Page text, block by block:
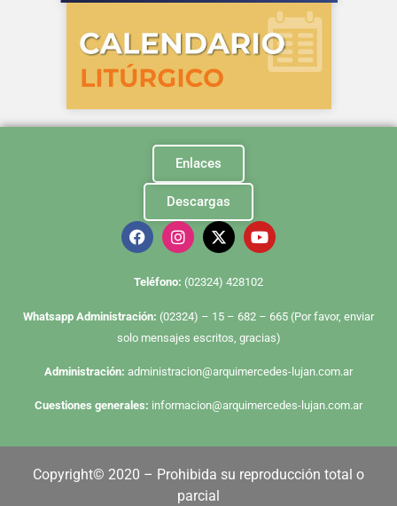
Enlaces
Descargas
Te léfono: (02324) 428102
Whatsapp Administración: (02324) – 15 – 682 – 665 (Por favor, enviar
solo mensajes escritos, gracias)
Administración: administracion@arquimercedes-lujan.com.ar
Cuestiones generales: informacion@arquimercedes-lujan.com.ar
Copyright© 2020 – Prohibida su reproducción total o
parcial